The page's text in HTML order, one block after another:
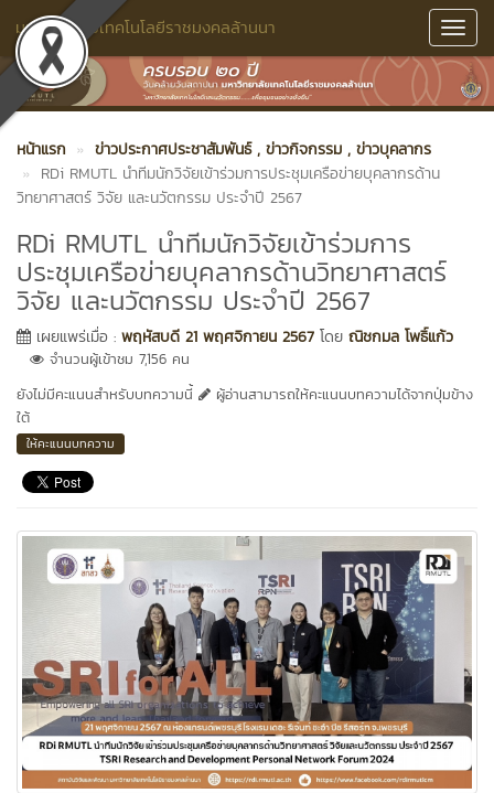
มหาวิทยาลัยเทคโนโลยีราชมงคลล้านนา
หน้าแรก ข่าวประกาศประชาสัมพันธ์ , ข่าวกิจกรรม , ข่าวบุคลากร
RDi RMUTL นำทีมนักวิจัยเข้าร่วมการประชุมเครือข่ายบุคลากรด้าน
วิทยาศาสตร์ วิจัย และนวัตกรรม ประจำปี 2567
RDi RMUTL นำทีมนักวิจัยเข้าร่วมการ
ประชุมเครือข่ายบุคลากรด้านวิทยาศาสตร์
วิจัย และนวัตกรรม ประจำปี 2567
เผยแพร่เมื่อ : พฤหัสบดี 21 พฤศจิกายน 2567 โดย ณิชกมล โพธิ์แก้ว
จำนวนผู้เข้าชม 7,156 คน
ยังไม่มีคะแนนสำหรับบทความนี้
ผู้อ่านสามารถให้คะแนนบทความได้จากปุ่มข้าง
ใต้
ให้คะแนนบทความ